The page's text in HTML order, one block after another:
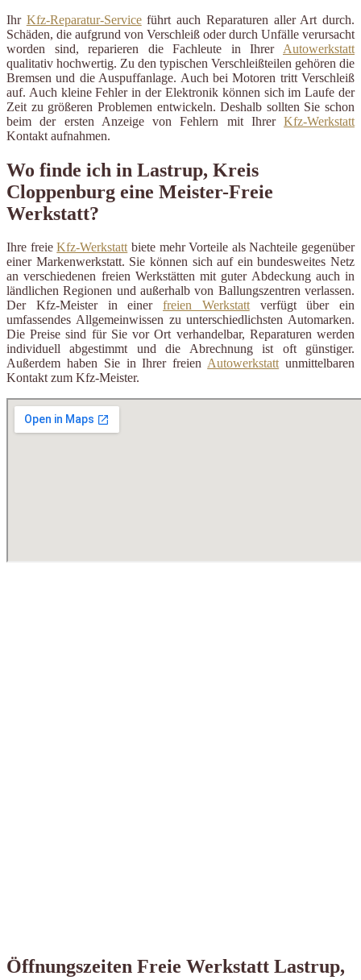
Ihr Kfz-Reparatur-Serviceführt auch Reparaturen aller Art durch.
Schäden, die aufgrund von Verschleiß oder durch Unfälle verursacht
worden sind, reparieren die Fachleute in Ihrer Autowerkstatt
qualitativ hochwertig. Zu den typischen Verschleißteilen gehören die
Bremsen und die Auspuffanlage. Auch bei Motoren tritt Verschleiß
auf. Auch kleine Fehler in der Elektronik können sich im Laufe der
Zeit zu größeren Problemen entwickeln. Deshalb sollten Sie schon
beim der ersten Anzeige von Fehlern mit Ihrer Kfz-Werkstatt
Kontakt aufnahmen.
Wo finde ich in Lastrup, Kreis
Cloppenburg eine Meister-Freie
Werkstatt?
Ihre freieKfz-Werkstattbiete mehr Vorteile als Nachteile gegenüber
einer Markenwerkstatt. Sie können sich auf ein bundesweites Netz
an verschiedenen freien Werkstätten mit guter Abdeckung auch in
ländlichen Regionen und außerhalb von Ballungszentren verlassen.
Der Kfz-Meister in einer freien Werkstattverfügt über ein
umfassendes Allgemeinwissen zu unterschiedlichsten Automarken.
Die Preise sind für Sie vor Ort verhandelbar, Reparaturen werden
individuell abgestimmt und die Abrechnung ist oft günstiger.
Außerdem haben Sie in Ihrer freienAutowerkstattunmittelbaren
Kontakt zum Kfz-Meister.
Öffnungszeiten Freie Werkstatt Lastrup,